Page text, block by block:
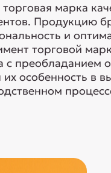
марка
Продукцию
и
торговой
с преобладанием
их особенность в